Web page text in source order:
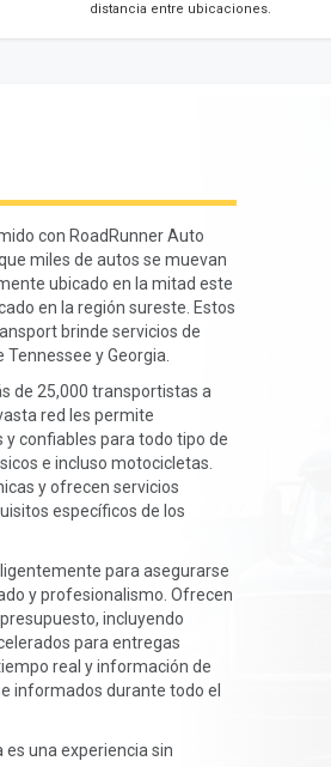
distancia entre ubicaciones.
con RoadRunner Auto
miles de autos se muevan
ubicado en la mitad este
en la región sureste. Estos
brinde servicios de
y Georgia.
de 25,000 transportistas a
red les permite
confiables para todo tipo de
e incluso motocicletas.
y ofrecen servicios
específicos de los
para asegurarse
y profesionalismo. Ofrecen
incluyendo
para entregas
real y información de
informados durante todo el
es una experiencia sin